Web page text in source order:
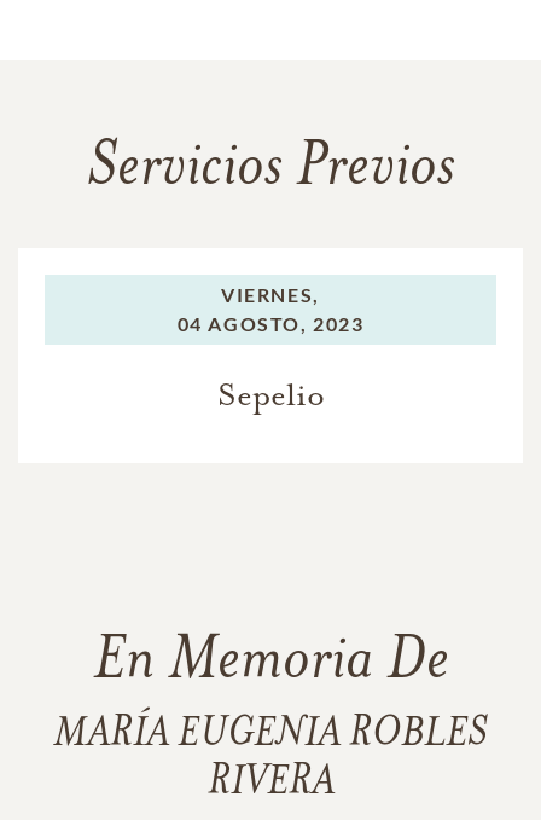
Servicios Previos
VIERNES,
04 AGOSTO, 2023
Sepelio
En Memoria De
MARÍA EUGENIA ROBLES
RIVERA